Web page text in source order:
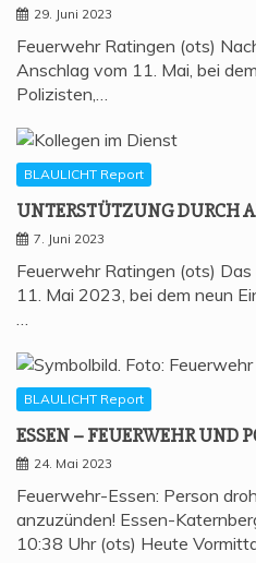
29. Juni 2023
Feuerwehr Ratingen (ots)
Anschlag vom 11. Mai, bei
Polizisten,…
BLAULICHT Report
UNTER­STÜT­ZUNG DURCH
7. Juni 2023
Feuerwehr Ratingen (ots)
11. Mai 2023, bei dem neun
…
BLAULICHT Report
ESSEN – FEU­ER­WEHR UND
24. Mai 2023
Feuerwehr-Essen: Person
anzuzünden! Essen-
10:38 Uhr (ots) Heute